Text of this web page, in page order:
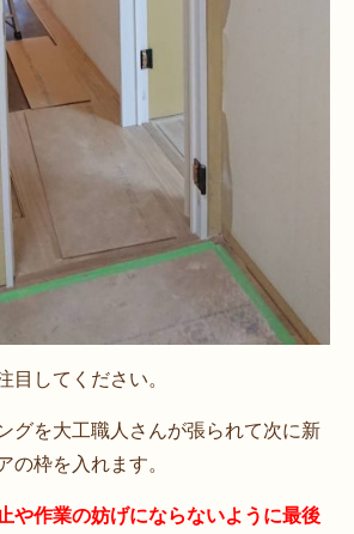
目してください。
グを大工職人さんが張られて次に新
の枠を入れます。
や作業の妨げにならないように最後